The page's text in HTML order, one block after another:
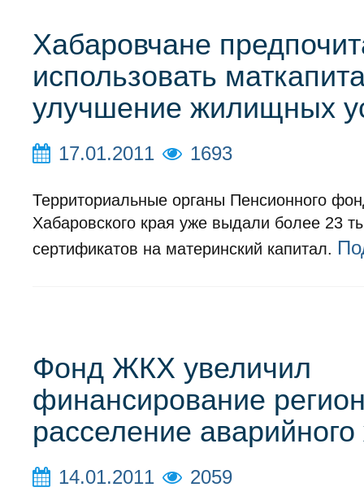
Хабаровчане
использовать
улучшение жилищных
17.01.2011 1693
Территориальные органы Пенсионного
Хабаровского края уже выдали более 23
сертификатов на материнский капитал.
Фонд ЖКХ увеличил
финансирование
расселение
14.01.2011 2059